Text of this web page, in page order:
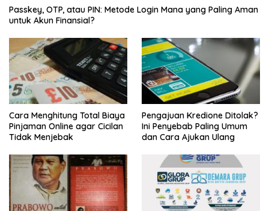
Passkey, OTP, atau PIN: Metode Login Mana yang Paling Aman
untuk Akun Finansial?
Cara Menghitung Total Biaya
Pinjaman Online agar Cicilan
Tidak Menjebak
Pengajuan Kredione Ditolak?
Ini Penyebab Paling Umum
dan Cara Ajukan Ulang